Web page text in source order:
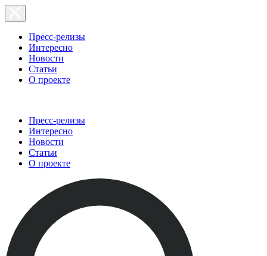
Пресс-релизы
Интересно
Новости
Статьи
О проекте
Пресс-релизы
Интересно
Новости
Статьи
О проекте